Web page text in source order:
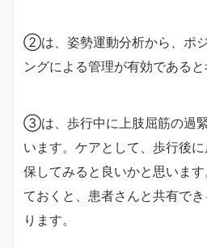
②は、姿勢運動分析から、ポ
ングによる管理が有効であると
③は、歩行中に上肢屈筋の過
います。ケアとして、歩行後
保してみると良いかと思いま
ておくと、患者さんと共有で
ります。